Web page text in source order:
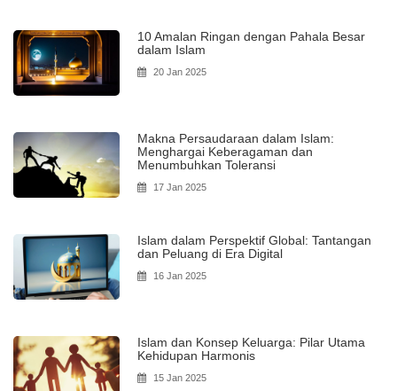
10 Amalan Ringan dengan Pahala Besar
dalam Islam
20 Jan 2025
Makna Persaudaraan dalam Islam:
Menghargai Keberagaman dan
Menumbuhkan Toleransi
17 Jan 2025
Islam dalam Perspektif Global: Tantangan
dan Peluang di Era Digital
16 Jan 2025
Islam dan Konsep Keluarga: Pilar Utama
Kehidupan Harmonis
15 Jan 2025